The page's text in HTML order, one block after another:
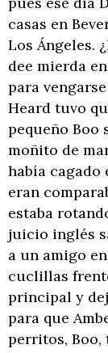
casas en
Los Ángeles.
dee mierda
para
Heard tuvo
pequeño Boo
moñito de
había cagado
eran
estaba
juicio inglés
a un amigo
cuclillas
principal y
para que
perritos, Boo,